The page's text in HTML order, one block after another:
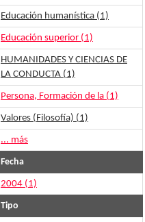
Educación humanística (1)
Educación superior (1)
HUMANIDADES Y CIENCIAS DE
LA CONDUCTA (1)
Persona, Formación de la (1)
Valores (Filosofía) (1)
... más
Fecha
2004 (1)
Tipo